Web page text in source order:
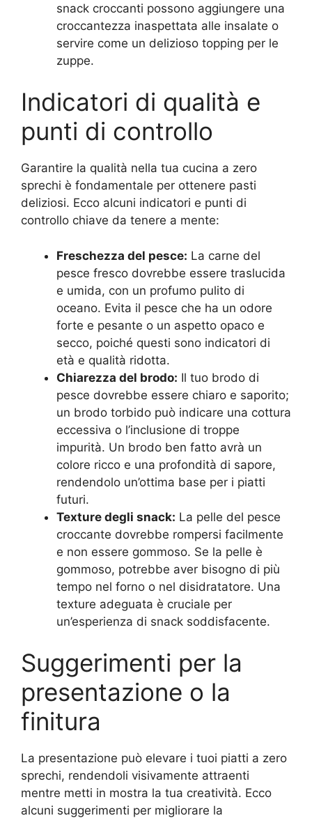
snack croccanti possono aggiungere una
croccantezza inaspettata alle insalate o
servire come un delizioso topping per le
zuppe.
Indicatori di qualità e
punti di controllo
Garantire la qualità nella tua cucina a zero
sprechi è fondamentale per ottenere pasti
deliziosi. Ecco alcuni indicatori e punti di
controllo chiave da tenere a mente:
Freschezza del pesce: La carne del
pesce fresco dovrebbe essere traslucida
e umida, con un profumo pulito di
oceano. Evita il pesce che ha un odore
forte e pesante o un aspetto opaco e
secco, poiché questi sono indicatori di
età e qualità ridotta.
Chiarezza del brodo: Il tuo brodo di
pesce dovrebbe essere chiaro e saporito;
un brodo torbido può indicare una cottura
eccessiva o l’inclusione di troppe
impurità. Un brodo ben fatto avrà un
colore ricco e una profondità di sapore,
rendendolo un’ottima base per i piatti
futuri.
Texture degli snack: La pelle del pesce
croccante dovrebbe rompersi facilmente
e non essere gommoso. Se la pelle è
gommoso, potrebbe aver bisogno di più
tempo nel forno o nel disidratatore. Una
texture adeguata è cruciale per
un’esperienza di snack soddisfacente.
Suggerimenti per la
presentazione o la
finitura
La presentazione può elevare i tuoi piatti a zero
sprechi, rendendoli visivamente attraenti
mentre metti in mostra la tua creatività. Ecco
alcuni suggerimenti per migliorare la